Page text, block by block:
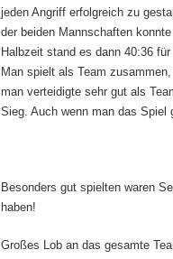
jeden Angriff erfolgreich zu
der beiden Mannschaften
Halbzeit stand es dann 40:36
Man spielt als Team
man verteidigte sehr gut als
Sieg. Auch wenn man das Spiel
Besonders gut spielten waren
haben!
Großes Lob an das gesamte